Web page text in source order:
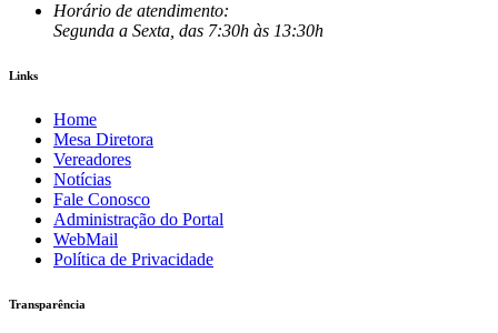
Horário de atendimento:
Segunda a Sexta, das 7:30h às 13:30h
Links
Home
Mesa Diretora
Vereadores
Notícias
Fale Conosco
Administração do Portal
WebMail
Política de Privacidade
Transparência